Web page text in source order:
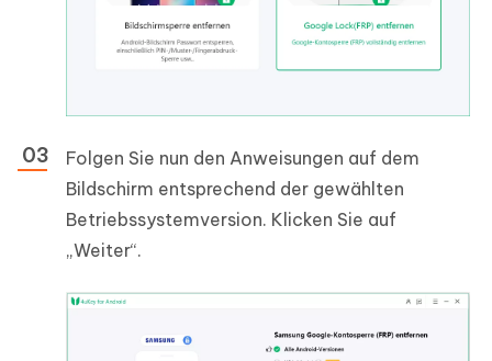
Folgen Sie nun den Anweisungen auf dem
Bildschirm entsprechend der gewählten
Betriebssystemversion. Klicken Sie auf
„Weiter“.